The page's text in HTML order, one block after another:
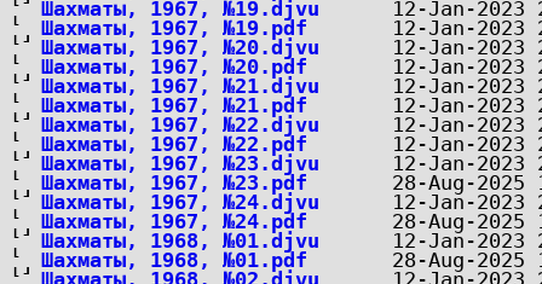
Шахматы, 1967, №19.djvu
Шахматы, 1967, №19.pdf
Шахматы, 1967, №20.djvu
Шахматы, 1967, №20.pdf
Шахматы, 1967, №21.djvu
Шахматы, 1967, №21.pdf
Шахматы, 1967, №22.djvu
Шахматы, 1967, №22.pdf
Шахматы, 1967, №23.djvu
Шахматы, 1967, №23.pdf
Шахматы, 1967, №24.djvu
Шахматы, 1967, №24.pdf
Шахматы, 1968, №01.djvu
Шахматы, 1968, №01.pdf
Шахматы, 1968, №02.djvu